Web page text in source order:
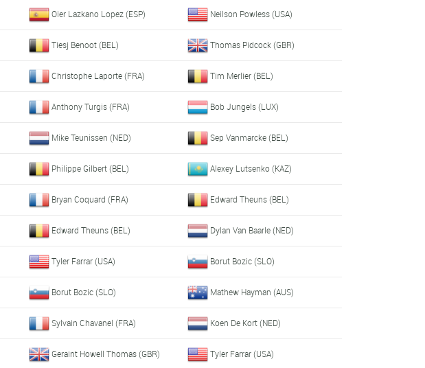
Oier Lazkano Lopez (ESP) Neilson Powless (USA)
Tiesj Benoot (BEL) Thomas Pidcock (GBR)
Christophe Laporte (FRA) Tim Merlier (BEL)
Anthony Turgis (FRA) Bob Jungels (LUX)
Mike Teunissen (NED) Sep Vanmarcke (BEL)
Philippe Gilbert (BEL) Alexey Lutsenko (KAZ)
Bryan Coquard (FRA) Edward Theuns (BEL)
Edward Theuns (BEL) Dylan Van Baarle (NED)
Tyler Farrar (USA) Borut Bozic (SLO)
Borut Bozic (SLO) Mathew Hayman (AUS)
Sylvain Chavanel (FRA) Koen De Kort (NED)
Geraint Howell Thomas (GBR) Tyler Farrar (USA)